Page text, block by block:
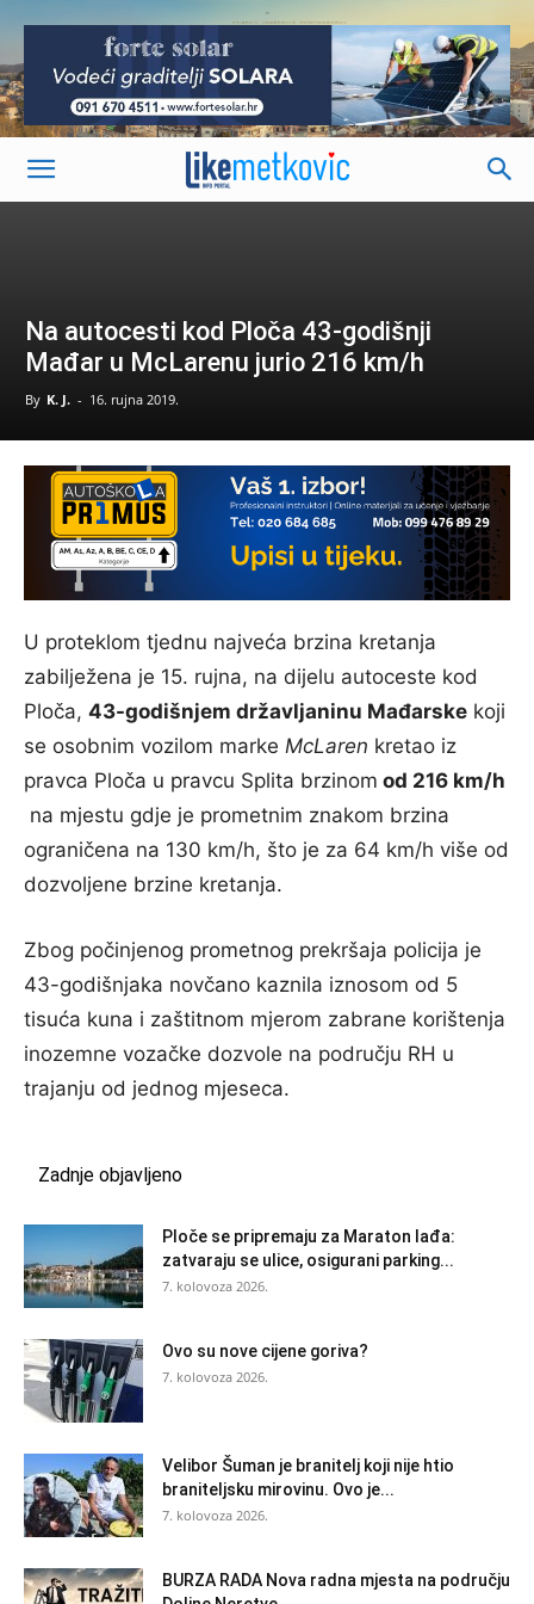
-
Na autocesti kod Ploča 43-godišnji
Mađar u McLarenu jurio 216 km/h
By K. J. - 16. rujna 2019.
U proteklom tjednu najveća brzina kretanja
zabilježena je 15. rujna, na dijelu autoceste kod
Ploča, 43-godišnjem državljaninu Mađarske koji
se osobnim vozilom marke McLaren kretao iz
pravca Ploča u pravcu Splita brzinom od 216 km/h
na mjestu gdje je prometnim znakom brzina
ograničena na 130 km/h, što je za 64 km/h više od
dozvoljene brzine kretanja.
Zbog počinjenog prometnog prekršaja policija je
43-godišnjaka novčano kaznila iznosom od 5
tisuća kuna i zaštitnom mjerom zabrane korištenja
inozemne vozačke dozvole na području RH u
trajanju od jednog mjeseca.
Zadnje objavljeno
Ploče se pripremaju za Maraton lađa:
zatvaraju se ulice, osigurani parking...
7. kolovoza 2026.
Ovo su nove cijene goriva?
7. kolovoza 2026.
Velibor Šuman je branitelj koji nije htio
braniteljsku mirovinu. Ovo je...
7. kolovoza 2026.
BURZA RADA Nova radna mjesta na području